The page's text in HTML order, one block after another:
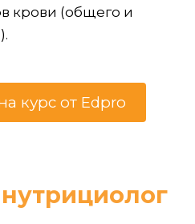
крови (общего и
курс от Edpro